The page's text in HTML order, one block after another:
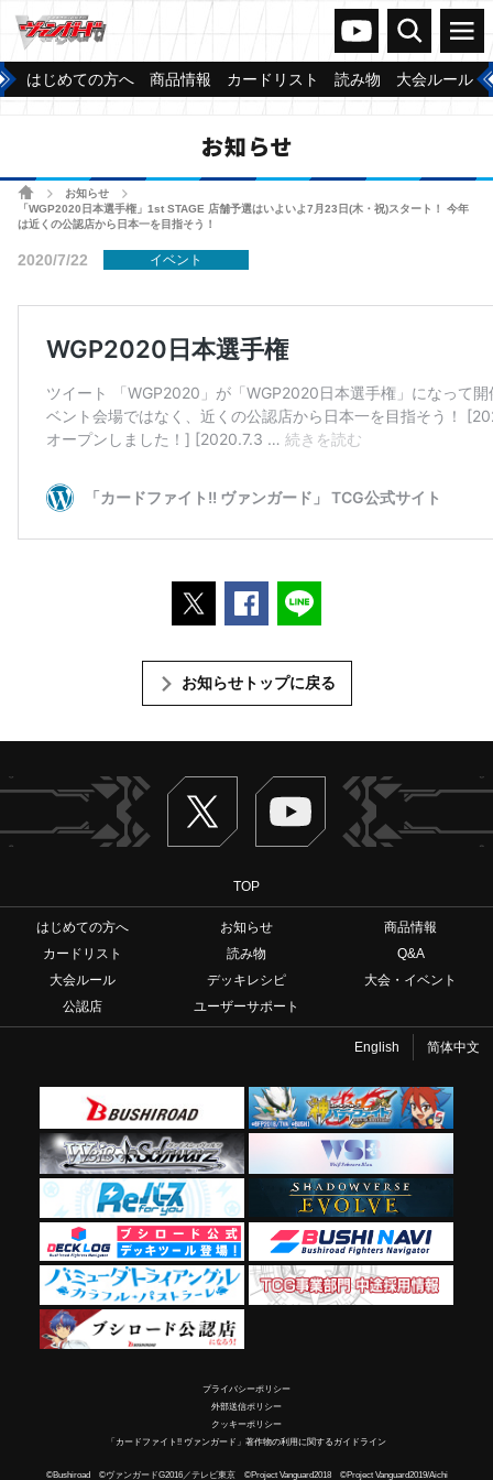
ヴァンガードch
検索 メニュー
はじめての方へ 商品情報 カードリスト 読み物 大会ルール
お知らせ
ホームお知らせ
「WGP2020日本選手権」1st STAGE 店舗予選はいよいよ7月23日(木・祝)スタート！ 今年
は近くの公認店から日本一を目指そう！
2020/7/22 イベント
ポストするFacebookでシェアする
お知らせトップに戻る
Twitter ヴァンガードch
TOP
はじめての方へ お知らせ
商品情報
カードリスト
読み物
Q&A
大会ルール
デッキレシピ
大会・イベント
公認店
ユーザーサポート
English 简体中文
プライバシーポリシー
外部送信ポリシー
クッキーポリシー
「カードファイト!! ヴァンガード」著作物の利用に関するガイドライン
©Bushiroad ©ヴァンガードG2016／テレビ東京 ©Project Vanguard2018 ©Project Vanguard2019/Aichi